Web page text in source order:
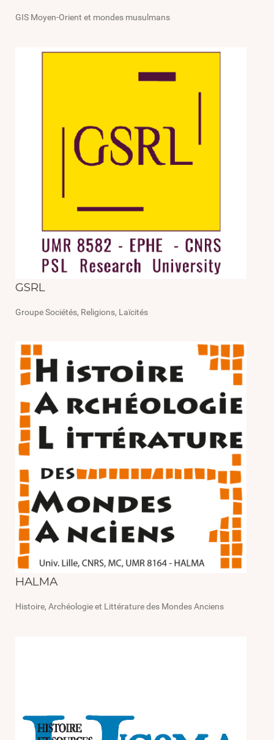
GIS Moyen-Orient et mondes musulmans
GSRL
Groupe Sociétés, Religions, Laïcités
HALMA
Histoire, Archéologie et Littérature des Mondes Anciens